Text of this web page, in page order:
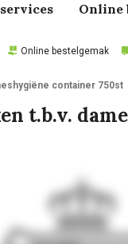
Online
Online bestelgemak
container 750st
t.b.v.